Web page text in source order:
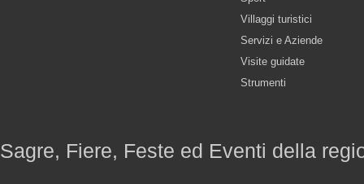
Villaggi turistici
Servizi e Aziende
Visite guidate
Strumenti
Sagre, Fiere, Feste ed Eventi della